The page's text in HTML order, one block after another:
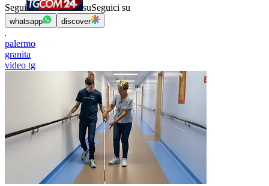
Segui suSeguici su
whatsapp discover
palermo
granita
video tg